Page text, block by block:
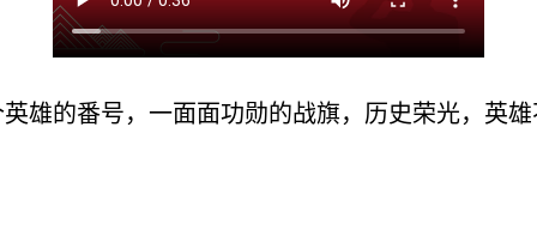
雄的番号，一面面功勋的战旗，历史荣光，英